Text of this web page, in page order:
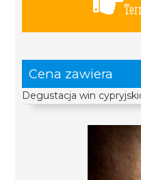
Cena zawiera
Degustacja win